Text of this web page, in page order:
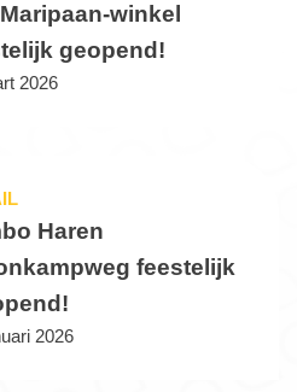
winkel
geopend!
2026
Haren
feestelijk
2026